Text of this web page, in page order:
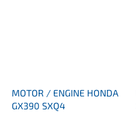
MOTOR / ENGINE HONDA
GX390 SXQ4